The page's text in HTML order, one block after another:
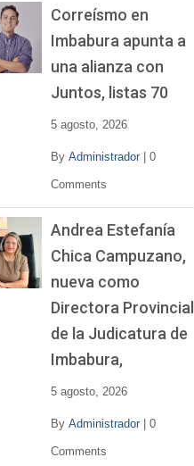
Correísmo en
Imbabura apunta a
una alianza con
Juntos, listas 70
5 agosto, 2026
By Administrador| 0
Comments
Andrea Estefanía
Chica Campuzano,
nueva como
Directora Provincial
de la Judicatura de
Imbabura,
5 agosto, 2026
By Administrador| 0
Comments